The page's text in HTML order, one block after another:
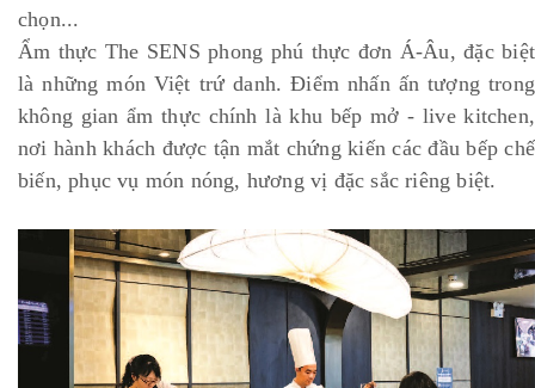
chọn...
Ẩm thực The SENS phong phú thực đơn Á-Âu, đặc biệt
là những món Việt trứ danh. Điểm nhấn ấn tượng trong
không gian ẩm thực chính là khu bếp mở - live kitchen,
nơi hành khách được tận mắt chứng kiến các đầu bếp chế
biến, phục vụ món nóng, hương vị đặc sắc riêng biệt.